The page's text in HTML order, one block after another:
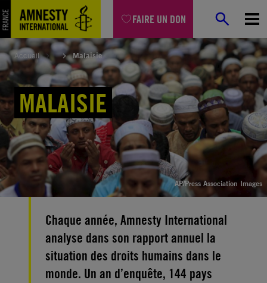
FAIRE UN DON
Aller
au
contenu
Accueil Malaisie
MALAISIE
AP/Press Association Images
Chaque année, Amnesty International
analyse dans son rapport annuel la
situation des droits humains dans le
monde. Un an d’enquête, 144 pays